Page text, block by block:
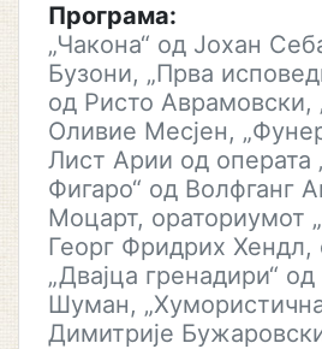
Програма:
„Чакона“ од Јохан
Бузони, „Прва
од Ристо Аврамовски,
Оливие Месјен,
Лист Арии од операта
Фигаро“ од Волфганг
Моцарт, ораториумот
Георг Фридрих Хендл,
„Двајца гренадири“
Шуман,
Димитрије